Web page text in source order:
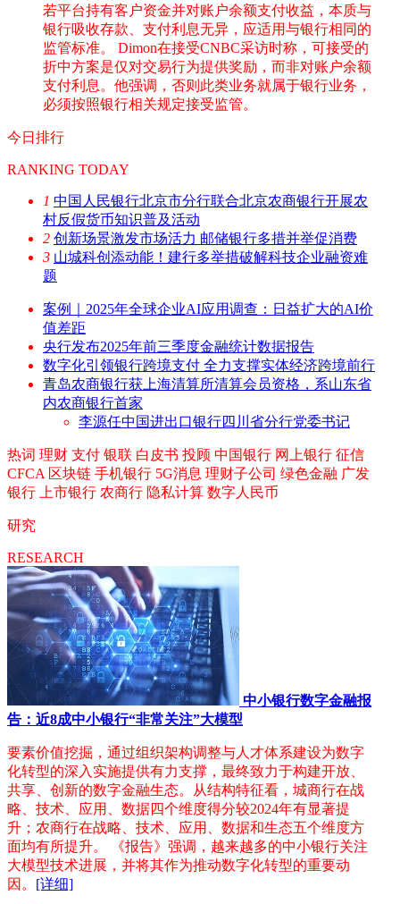
若平台持有客户资金并对账户余额支付收益，本质与
银行吸收存款、支付利息无异，应适用与银行相同的
监管标准。 Dimon在接受CNBC采访时称，可接受的
折中方案是仅对交易行为提供奖励，而非对账户余额
支付利息。他强调，否则此类业务就属于银行业务，
必须按照银行相关规定接受监管。
今日排行
RANKING TODAY
1 中国人民银行北京市分行联合北京农商银行开展农
村反假货币知识普及活动
2 创新场景激发市场活力 邮储银行多措并举促消费
3 山城科创添动能！建行多举措破解科技企业融资难
题
案例｜2025年全球企业AI应用调查：日益扩大的AI价
值差距
央行发布2025年前三季度金融统计数据报告
数字化引领银行跨境支付 全力支撑实体经济跨境前行
青岛农商银行获上海清算所清算会员资格，系山东省
内农商银行首家
李源任中国进出口银行四川省分行党委书记
热词 理财 支付 银联 白皮书 投顾 中国银行 网上银行 征信
CFCA 区块链 手机银行 5G消息 理财子公司 绿色金融 广发
银行
上市银行 农商行 隐私计算 数字人民币
研究
RESEARCH
中小银行数字金融报
告：近8成中小银行“非常关注”大模型
要素价值挖掘，通过组织架构调整与人才体系建设为数字
化转型的深入实施提供有力支撑，最终致力于构建开放、
共享、创新的数字金融生态。从结构特征看，城商行在战
略、技术、应用、数据四个维度得分较2024年有显著提
升；农商行在战略、技术、应用、数据和生态五个维度方
面均有所提升。 《报告》强调，越来越多的中小银行关注
大模型技术进展，并将其作为推动数字化转型的重要动
因。 [详细]